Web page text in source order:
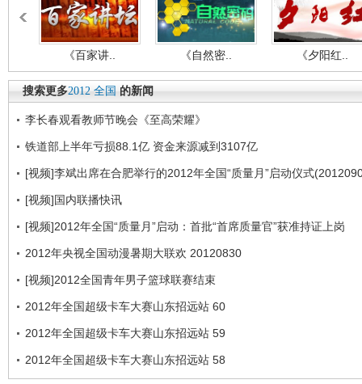
《百家讲.. 《自然密.. 《夕阳红..
搜索更多2012 全国 的新闻
李长春观看教师节晚会《至高荣耀》
铁道部上半年亏损88.1亿 资金来源减到3107亿
[视频]李斌出席在合肥举行的2012年全国“质量月”启动仪式
[视频]国内联播快讯
[视频]2012年全国“质量月”启动：首批“首席质量官”获准持证上岗
2012年央视全国动漫暑期大联欢 20120830
[视频]2012全国青年男子篮球联赛结束
2012年全国超级卡车大赛山东招远站 60
2012年全国超级卡车大赛山东招远站 59
2012年全国超级卡车大赛山东招远站 58